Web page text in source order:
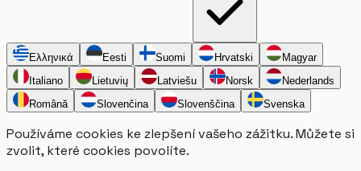
Ελληνικά Eesti Suomi Hrvatski
Magyar
Italiano
Lietuvių Latviešu Norsk
Nederlands
Română
Slovenčina Slovenščina Svenska
Používáme cookies ke zlepšení vašeho zážitku. Můžete si
zvolit, které cookies povolíte.